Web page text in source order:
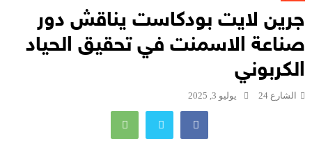
جرين لايت بودكاست يناقش دور
صناعة الاسمنت في تحقيق الحياد
الكربوني
الشارع 24 يوليو 3, 2025